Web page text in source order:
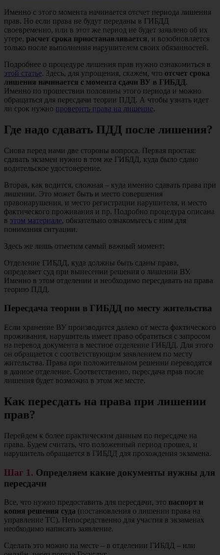
Именно с этого момента начинается отсчет периода лишения
прав. Но если права не будут переданы в ГИБДД
своевременно, или в этот же период не будет заявлено об их
утере, расчет срока приостанавливается, и возобновляется
только после выполнения нарушителем своих обязанностей.
Подробнее о процедуре лишения прав нужно ознакомиться в
этой статье. Здесь, для упрощения, скажем, что отсчет срока
лишения начинается с момента сдачи ВУ в ГИБДД.
Именно по прошествии половины этого периода и можно
обращаться для пересдачи теории ПДД. А чтобы узнать идет
ли срок нужно проверить права на лишение.
Где надо сдавать ПДД после лишения?
Снова перед нами две стороны вопроса. Первая простая:
сдавать экзамен нужно в том же ГИБДД, куда было сдано
водительское удостоверение.
Вторая, как водится, сложная – куда именно сдавать права при
лишении. Это может быть и место совершения
правонарушения, и место регистрации нарушителя, и место
фактического проживания и пр. Подробно процедура описана
в этом материале, обязательно ознакомьтесь с ним для
понимания ситуации.
Здесь же лишь отметим самый важный момент:
Отделение ГИБДД, куда должны быть сданы права,
определяет суд при вынесении решения о лишении ВУ.
Именно в этом отделении и необходимо пересдавать на права
теорию ПДД.
Пересдача теории в ГИБДД по месту жительства
Если хранение ВУ производится далеко от места фактического
проживания, нарушитель имеет право обратиться с запросом
на перевод документа в местное отделение ГИБДД. Для этого
он обращается с соответствующим заявлением по месту
жительства. Права при положительном решении переводятся
в данное отделение. Соответственно, пересдача прав после
лишения будет возможна в этом же месте.
Как пересдать на права при лишении
прав?
Перейдем к более практическим данным по пересдаче на
права. Будем считать, что положенный период прошел, и
нарушитель обращается в ГИБДД для прохождения экзамена.
Шаг 1. Определяем какие документы нужны для
пересдачи
Все, что нужно предоставить для пересдачи, это паспорт и
копия решения суда (постановления о лишении права на
управление ТС). Непосредственно для участия в экзаменах
необходимо написать заявление.
Сделать это можно на месте – в отделении ГИБДД – или